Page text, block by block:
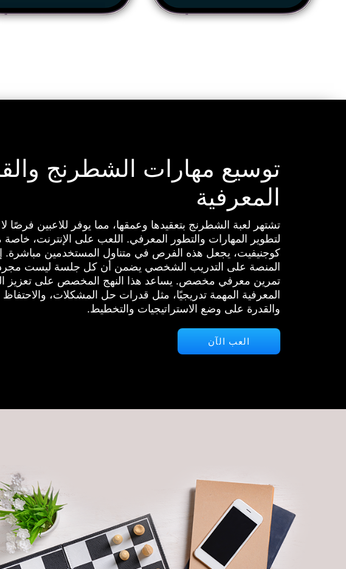
توسيع مهارات الشطرنج
المعرفية
تشتهر لعبة الشطرنج بتعقيدها وعمقها، مما يوفر للاعبين فرصًا
لتطوير المهارات والتطور المعرفي. اللعب على الإنترنت،
كوجنيفيت، يجعل هذه الفرص في متناول المستخدمين مباشرة.
المنصة على التدريب الشخصي يضمن أن كل جلسة ليست مجرد
تمرين معرفي مخصص. يساعد هذا النهج المخصص على تعزيز
المعرفية المهمة تدريجيًا، مثل قدرات حل المشكلات، والاحتفاظ
والقدرة على وضع الاستراتيجيات والتخطيط.
العب الآن